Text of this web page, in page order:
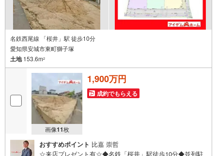
名鉄西尾線 「桜井」駅 徒歩10分
愛知県安城市東町獅子塚
土地153.6m2
画像11枚
1,900万円
成約でもらえる
おすすめポイント 比嘉 崇哲
☆来店プレゼント有☆◆名鉄「桜井」駅徒歩10分◆並列駐